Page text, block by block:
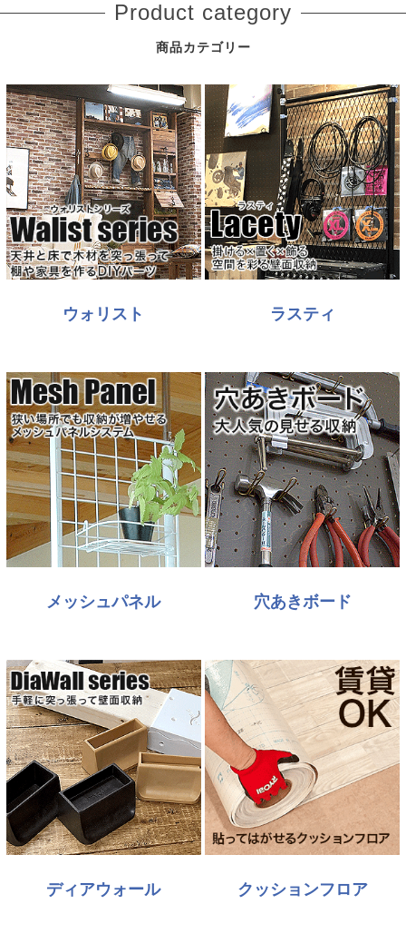
Product category
商品カテゴリー
ウォリスト ラスティ
メッシュパネル 穴あきボード
ディアウォール クッションフロア